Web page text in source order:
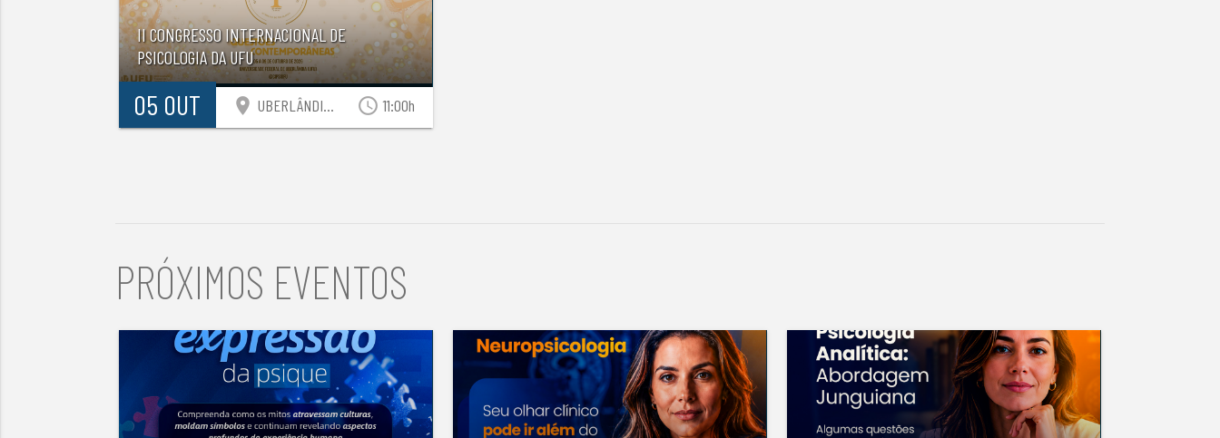
II CONGRESSO INTERNACIONAL DE
PSICOLOGIA DA UFU
05 OUT location_on UBERLÂNDIA-MG access_time 11:00h
PRÓXIMOS EVENTOS